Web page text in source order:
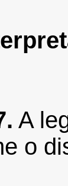
A
o